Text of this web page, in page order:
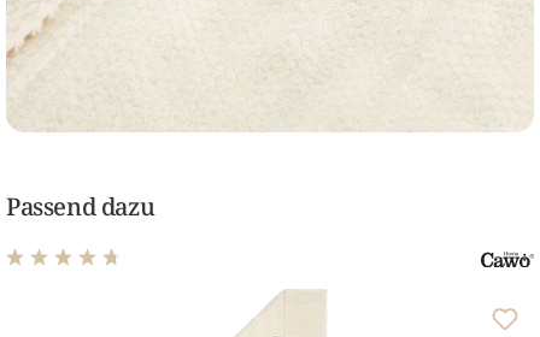
Passend dazu
Durchschnittliche Bewertung von 4.86 von 5 Sternen